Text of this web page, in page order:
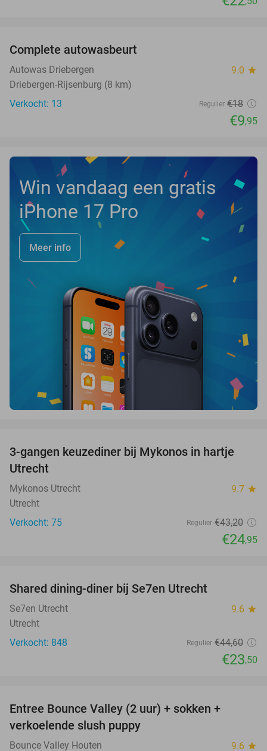
NEW
TODAY
Complete autowasbeurt
Autowas Driebergen 9.0 star
Driebergen-Rijsenburg (8 km)
Verkocht: 13
Regulier €18
€9,95
Win vandaag een gratis
iPhone 17 Pro
Meer info
42%
3-gangen keuzediner bij Mykonos in hartje
Utrecht
Mykonos Utrecht 9.7 star
Utrecht
Verkocht: 75
Regulier €43,20
€24,95
Shared dining-diner bij Se7en Utrecht
Se7en Utrecht 9.6 star
Utrecht
Verkocht: 848
Regulier €44,60
€23,50
Entree Bounce Valley (2 uur) + sokken +
verkoelende slush puppy
Bounce Valley Houten 9.6 star